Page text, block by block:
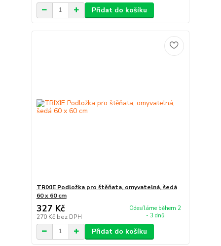
Přidat do košíku
TRIXIE Podložka pro štěňata, omyvatelná, šedá
60 x 60 cm
327 Kč
270 Kč bez DPH
Odesíláme během 2
- 3 dnů
Přidat do košíku